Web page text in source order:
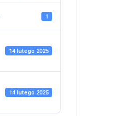
1
14 lutego 2025
14 lutego 2025